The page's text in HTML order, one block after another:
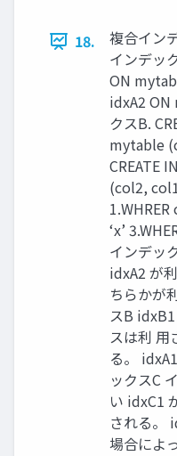
18.
複合イン
インデッ
ON
idxA2
クスB.
mytable
CREATE
(col2,
1.WHRER
‘x’
インデッ
idxA2 が
ちらかが
スB
スは利 用
る。
ックスC
い idxC1
される。
場合によ